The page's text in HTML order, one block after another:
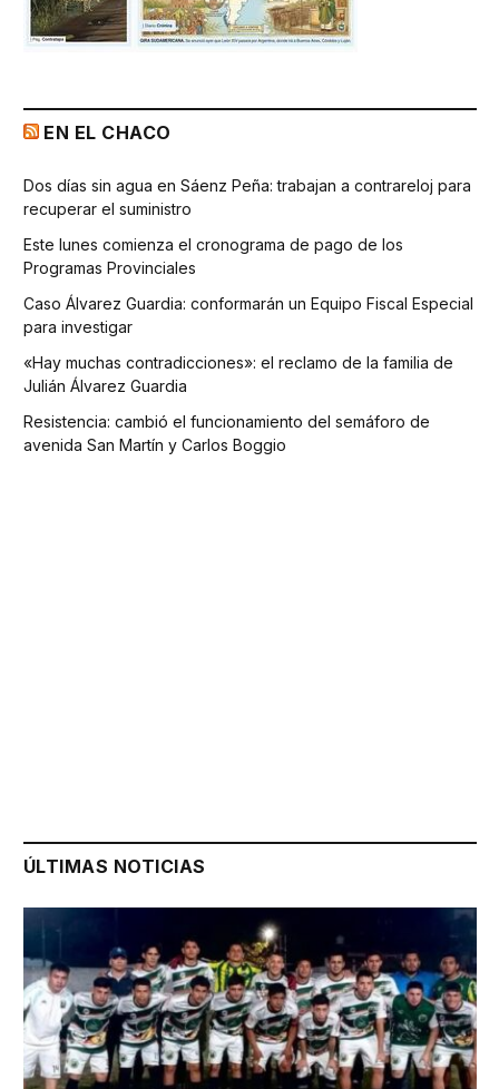
EN EL CHACO
Dos días sin agua en Sáenz Peña: trabajan a contrareloj para
recuperar el suministro
Este lunes comienza el cronograma de pago de los
Programas Provinciales
Caso Álvarez Guardia: conformarán un Equipo Fiscal Especial
para investigar
«Hay muchas contradicciones»: el reclamo de la familia de
Julián Álvarez Guardia
Resistencia: cambió el funcionamiento del semáforo de
avenida San Martín y Carlos Boggio
ÚLTIMAS NOTICIAS